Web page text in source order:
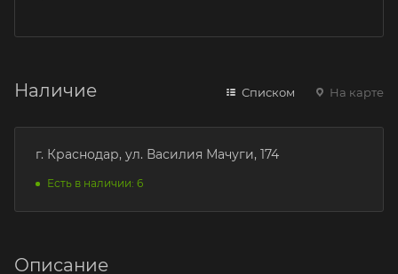
Наличие Списком На карте
г. Краснодар, ул. Василия Мачуги, 174
Есть в наличии: 6
Описание